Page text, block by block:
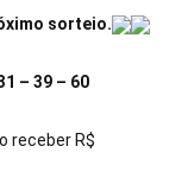
sorteio.
– 39 – 60
receber R$